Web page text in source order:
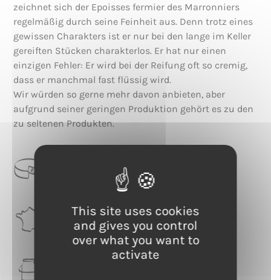
zeichnet sich der Epoisses fermier des Marronniers
regelmäßig durch seine Feinheit aus. Denn trotz eines
gewissen Charakters ist er nur bei den lange im Keller
gereiften Stücken charakterlos. Er hat nur einen
einzigen Fehler: Er wird bei der Reifung oft so cremig,
dass er manchmal fast flüssig wird.
Wir würden so gerne mehr davon anbieten, aber
aufgrund seiner geringen Produktion gehört es zu den
zu seltenen Produkten.
Gewaschene Rinde
RÉGION
Bourgogne-Franche-Comté
This site uses cookies
and gives you control
over what you want to
activate